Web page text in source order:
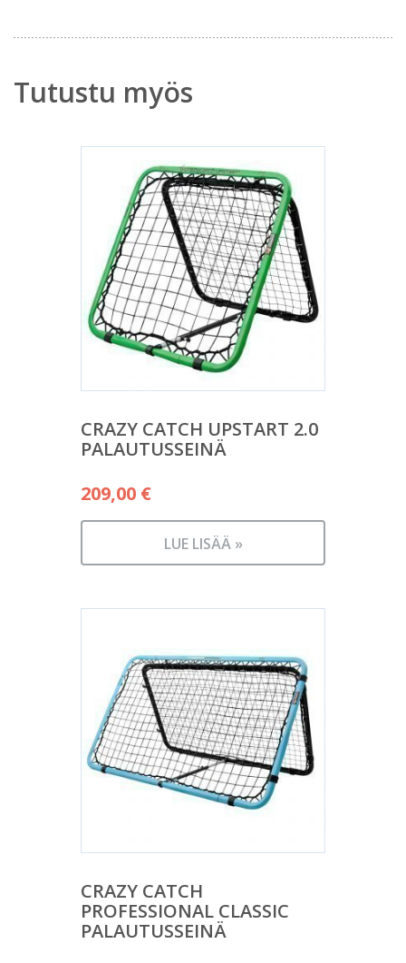
Tutustu myös
CRAZY CATCH UPSTART 2.0
PALAUTUSSEINÄ
209,00 €
LUE LISÄÄ »
CRAZY CATCH
PROFESSIONAL CLASSIC
PALAUTUSSEINÄ